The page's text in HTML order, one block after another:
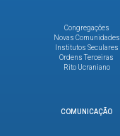
Congregações
Novas Comunidades
Institutos Seculares
Ordens Terceiras
Rito Ucraniano
COMUNICAÇÃO